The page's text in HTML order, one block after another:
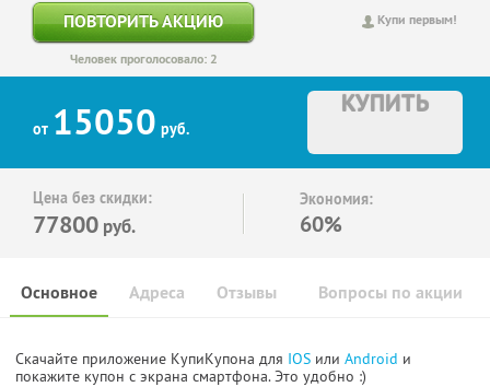
Купи первым!
ПОВТОРИТЬ АКЦИЮ
Человек проголосовало: 2
от 15050 руб.
КУПИТЬ
Цена без скидки:
77800 руб.
Экономия:
60%
Основное Отзывы Вопросы по акции
Адреса
Скачайте приложение КупиКупона для IOS или Android и
покажите купон с экрана смартфона. Это удобно :)